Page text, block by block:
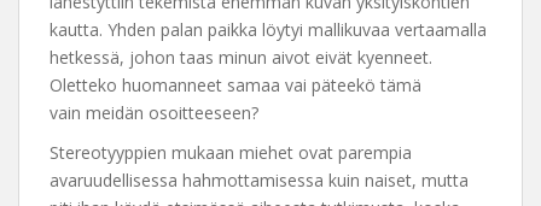
kautta. Yhden palan paikka löytyi mallikuvaa vertaamalla
hetkessä, johon taas minun aivot eivät kyenneet.
Oletteko huomanneet samaa vai päteekö tämä
vain meidän osoitteeseen?
Stereotyyppien mukaan miehet ovat parempia
avaruudellisessa hahmottamisessa kuin naiset, mutta